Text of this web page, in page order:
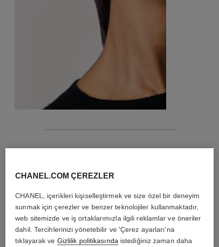
CHANEL.COM ÇEREZLER
CHANEL, içerikleri kişiselleştirmek ve size özel bir deneyim
sunmak için çerezler ve benzer teknolojiler kullanmaktadır,
web sitemizde ve iş ortaklarımızla ilgili reklamlar ve öneriler
dahil. Tercihlerinizi yönetebilir ve 'Çerez ayarları'na
tıklayarak ve Gizlilik politikasında istediğiniz zaman daha